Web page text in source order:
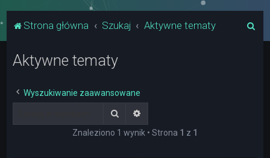
Strona główna Szukaj Aktywne tematy
Aktywne tematy
Wyszukiwanie zaawansowane
Szukaj
Znaleziono 1 wynik • Strona 1 z 1